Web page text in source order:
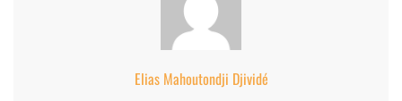
Elias Mahoutondji Djividé